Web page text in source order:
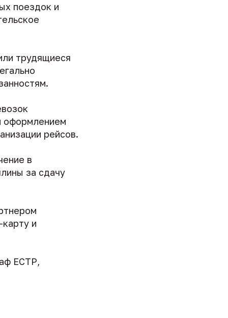
поездок и
трудящиеся
оформлением
рейсов.
в
за сдачу
и
ЕСТР,